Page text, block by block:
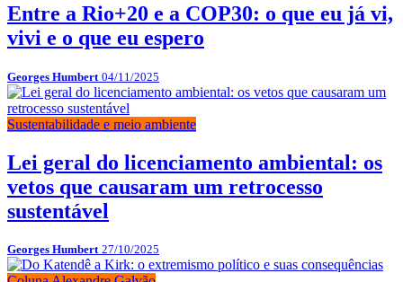
Entre a Rio+20 e a COP30: o que eu já vi,
vivi e o que eu espero
Georges Humbert 04/11/2025
Sustentabilidade e meio ambiente
Lei geral do licenciamento ambiental: os
vetos que causaram um retrocesso
sustentável
Georges Humbert 27/10/2025